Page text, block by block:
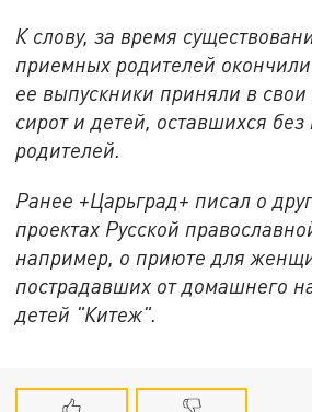
К слову, за время
приемных родителей
ее выпускники приняли в
сирот и детей, оставшихся
родителей.
Ранее +Царьград+ писал о
проектах Русской
например, о приюте для
пострадавших от домашнего
детей "Китеж".